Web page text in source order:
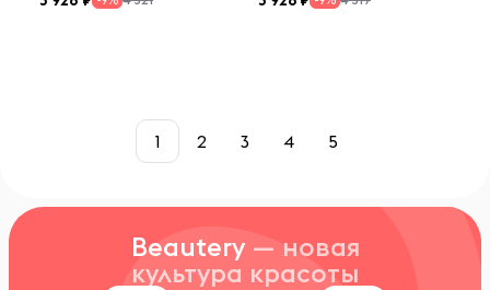
1 2 3 4 5
Beautery — новая
культура красоты